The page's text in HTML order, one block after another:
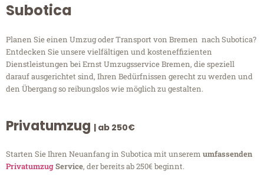
Subotica
Planen Sie einen Umzug oder Transport von Bremen nach Subotica?
Entdecken Sie unsere vielfältigen und kosteneffizienten
Dienstleistungen bei Ernst Umzugsservice Bremen, die speziell
darauf ausgerichtet sind, Ihren Bedürfnissen gerecht zu werden und
den Übergang so reibungslos wie möglich zu gestalten.
Privatumzug | ab 250€
Starten Sie Ihren Neuanfang in Subotica mit unserem umfassenden
PrivatumzugService, der bereits ab 250€ beginnt.